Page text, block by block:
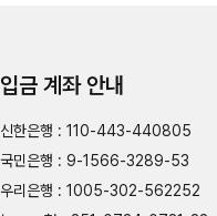
입금 계좌 안내
신한은행 : 110-443-440805
국민은행 : 9-1566-3289-53
우리은행 : 1005-302-562252